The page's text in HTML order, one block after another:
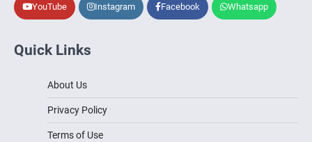
YouTube Instagram Facebook Whatsapp
Quick Links
About Us
Privacy Policy
Terms of Use